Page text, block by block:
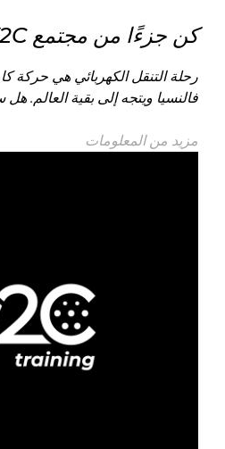
كن جزءًا من مجتمع V2C
رحلة التنقل الكهربائي هي حركة
فالنسيا ويتجه إلى بقية العالم. هل
مزيد من المعلومات